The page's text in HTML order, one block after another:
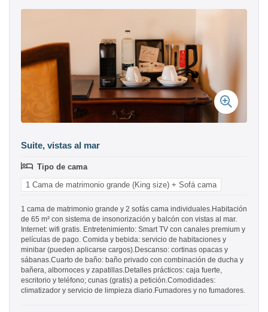
Suite, vistas al mar
Tipo de cama
1 Cama de matrimonio grande (King size) + Sofá cama
1 cama de matrimonio grande y 2 sofás cama individuales.Habitación
de 65 m² con sistema de insonorización y balcón con vistas al mar.
Internet: wifi gratis. Entretenimiento: Smart TV con canales premium y
películas de pago. Comida y bebida: servicio de habitaciones y
minibar (pueden aplicarse cargos).Descanso: cortinas opacas y
sábanas.Cuarto de baño: baño privado con combinación de ducha y
bañera, albornoces y zapatillas.Detalles prácticos: caja fuerte,
escritorio y teléfono; cunas (gratis) a petición.Comodidades:
climatizador y servicio de limpieza diario.Fumadores y no fumadores.